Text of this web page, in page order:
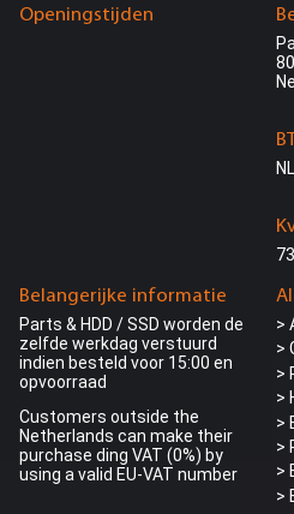
Openingstijden
Belangerijke informatie
Parts & HDD / SSD worden de
zelfde werkdag verstuurd
indien besteld voor 15:00 en
opvoorraad
Customers outside the
Netherlands can make their
purchase ding VAT (0%) by
using a valid EU-VAT number
>
>
>
>
>
>
>
>